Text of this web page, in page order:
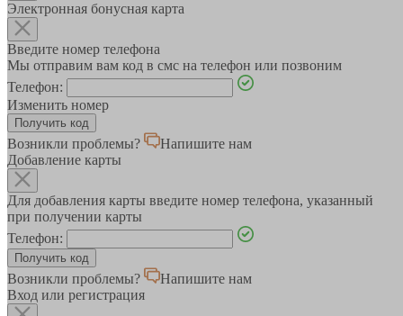
Электронная бонусная карта
Введите номер телефона
Мы отправим вам код в смс на телефон или позвоним
Телефон:
Изменить номер
Возникли проблемы?
Напишите нам
Добавление карты
Для добавления карты введите номер телефона, указанный
при получении карты
Телефон:
Возникли проблемы?
Напишите нам
Вход или регистрация